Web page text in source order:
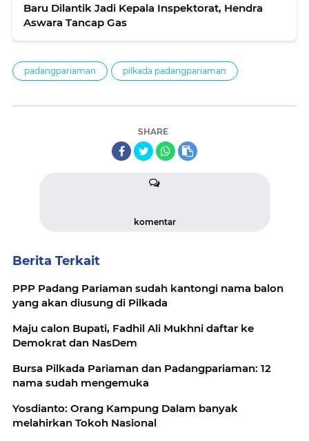
Baru Dilantik Jadi Kepala Inspektorat, Hendra
Aswara Tancap Gas
padangpariaman pilkada padangpariaman
SHARE
komentar
Berita Terkait
PPP Padang Pariaman sudah kantongi nama balon
yang akan diusung di Pilkada
Maju calon Bupati, Fadhil Ali Mukhni daftar ke
Demokrat dan NasDem
Bursa Pilkada Pariaman dan Padangpariaman: 12
nama sudah mengemuka
Yosdianto: Orang Kampung Dalam banyak
melahirkan Tokoh Nasional